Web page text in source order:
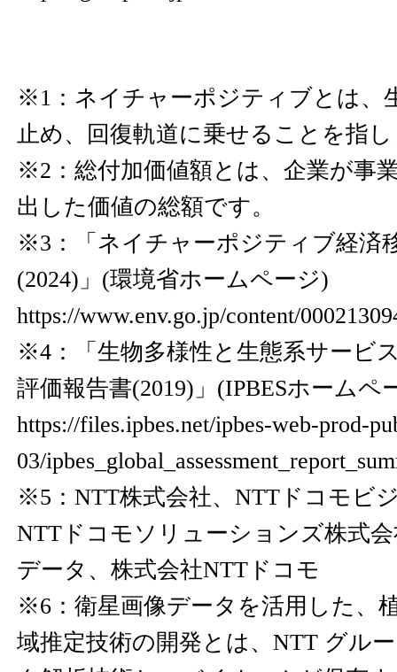
※1：ネイチャーポジティブとは、
止め、回復軌道に乗せることを指
※2：総付加価値額とは、企業が事
出した価値の総額です。
※3：「ネイチャーポジティブ経済
(2024)」(環境省ホームページ)
https://www.env.go.jp/content/
※4：「生物多様性と生態系サービ
評価報告書(2019)」(IPBESホームペ
https://files.ipbes.net/ipbes-web-prod-
03/
※5：NTT株式会社、NTTドコモビ
NTTドコモソリューションズ株式
データ、株式会社NTTドコモ
※6：衛星画像データを活用した、
域推定技術の開発とは、NTT グル